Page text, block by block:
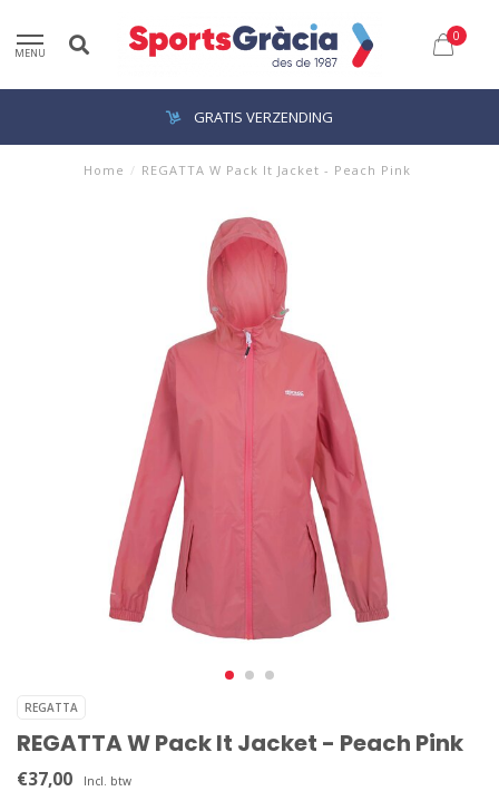
MENU
0
GRATIS VERZENDING
Home / REGATTA W Pack It Jacket - Peach Pink
REGATTA
REGATTA W Pack It Jacket - Peach Pink
€37,00 Incl. btw